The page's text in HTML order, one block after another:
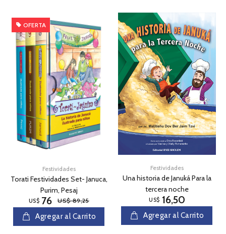
OFERTA
Festividades
Torati Festividades Set- Januca,
Purim, Pesaj
US$ 76 US$ 89,25
Agregar al Carrito
Festividades
Una historia de Januká Para la
tercera noche
US$ 16,50
Agregar al Carrito